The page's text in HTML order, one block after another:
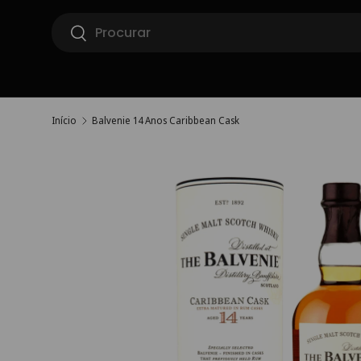
Ir para o conteúdo
Pesquisar
Pesquisar
Início Balvenie 14 Anos Caribbean Cask